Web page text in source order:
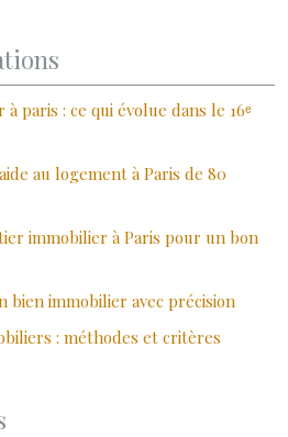
paris : ce qui évolue dans le 16ᵉ
au logement à Paris de 80
immobilier à Paris pour un bon
bien immobilier avec précision
: méthodes et critères